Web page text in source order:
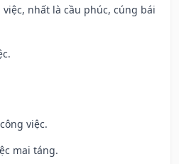
việc, nhất là cầu phúc, cúng bái
việc.
mai táng.